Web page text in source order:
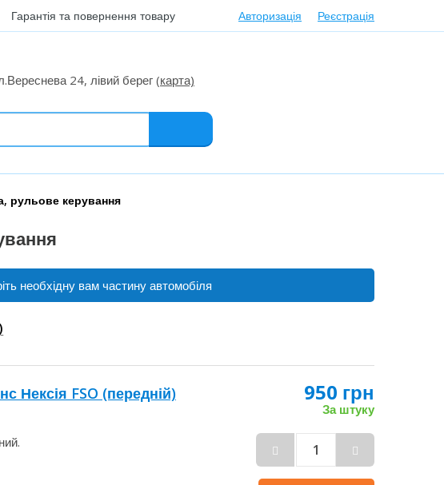
Гарантія та повернення товару Авторизація Реєстрація
24, лівий берег(карта)
рульове керування
необхідну вам частину автомобіля
950 грн
За штуку
Нексія FSO (передній)